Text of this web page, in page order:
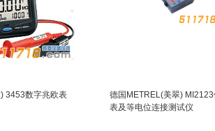
3453数字兆欧表
德国METREL(美翠)
表及等电位连接测试仪